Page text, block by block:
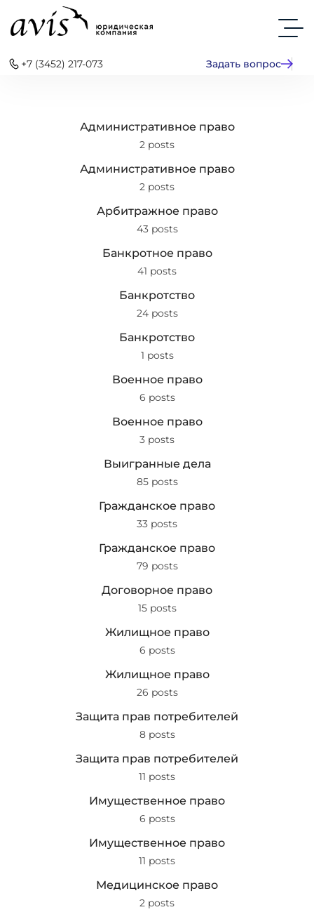
+7 (3452) 217-073 Задать вопрос
Административное право
2 posts
Административное право
2 posts
Арбитражное право
43 posts
Банкротное право
41 posts
Банкротство
24 posts
Банкротство
1 posts
Военное право
6 posts
Военное право
3 posts
Выигранные дела
85 posts
Гражданское право
33 posts
Гражданское право
79 posts
Договорное право
15 posts
Жилищное право
6 posts
Жилищное право
26 posts
Защита прав потребителей
8 posts
Защита прав потребителей
11 posts
Имущественное право
6 posts
Имущественное право
11 posts
Медицинское право
2 posts